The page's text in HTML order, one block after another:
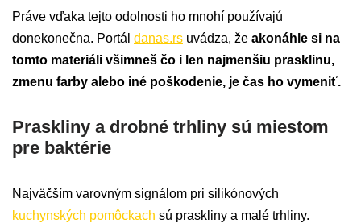
Práve vďaka tejto odolnosti ho mnohí používajú
donekonečna. Portál danas.rs uvádza, že akonáhle si na
tomto materiáli všimneš čo i len najmenšiu prasklinu,
zmenu farby alebo iné poškodenie, je čas ho vymeniť.
Praskliny a drobné trhliny sú miestom
pre baktérie
Najväčším varovným signálom pri silikónových
kuchynských pomôckach sú praskliny a malé trhliny.